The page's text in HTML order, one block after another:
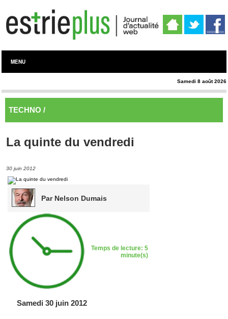
MENU
Samedi 8 août 2026
TECHNO /
La quinte du vendredi
30 juin 2012
Par Nelson Dumais
Temps de lecture: 5
minute(s)
Samedi 30 juin 2012